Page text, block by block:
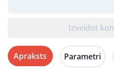
Izveidot
Apraksts Parametri